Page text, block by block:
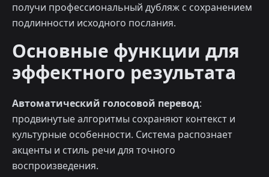
получи профессиональный дубляж с сохранением
подлинности исходного послания.
Основные функции для
эффектного результата
Автоматический голосовой перевод:
продвинутые алгоритмы сохраняют контекст и
культурные особенности. Система распознает
акценты и стиль речи для точного
воспроизведения.